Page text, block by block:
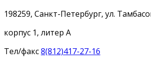
198259, Санкт-Петербург, ул.
корпус 1, литер А
Тел/факс8(812)417-27-16